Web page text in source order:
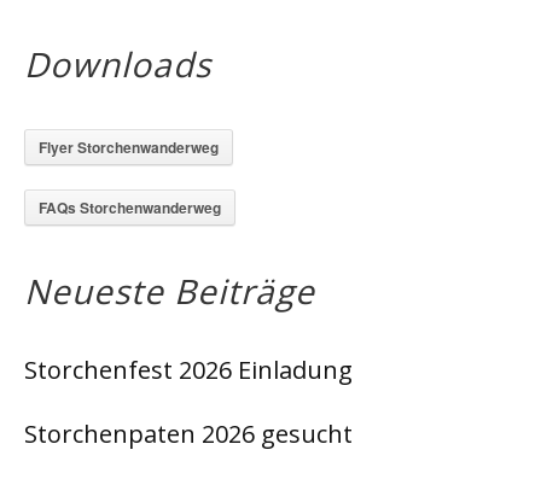
Downloads
Flyer Storchenwanderweg
FAQs Storchenwanderweg
Neueste Beiträge
Storchenfest 2026 Einladung
Storchenpaten 2026 gesucht